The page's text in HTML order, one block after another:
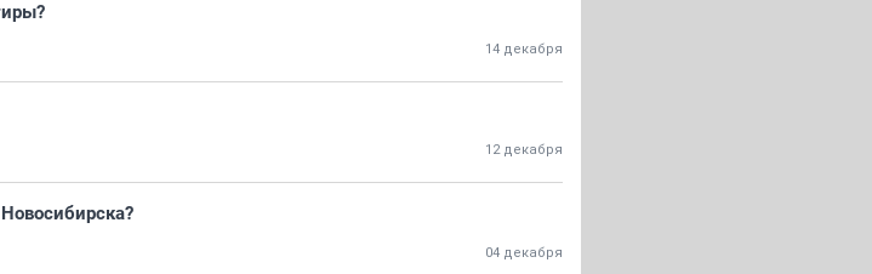
14 декабря
12 декабря
04 декабря